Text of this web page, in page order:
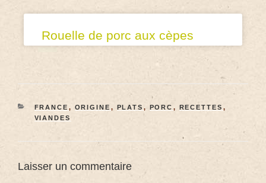
Rouelle de porc aux cèpes
FRANCE , ORIGINE , PLATS , PORC , RECETTES ,
VIANDES
Laisser un commentaire